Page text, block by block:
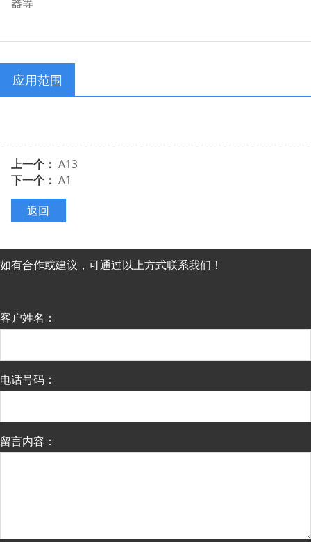
应用范围
上一个： A13
下一个： A1
返回
如有合作或建议，可通过以上方式联系我们！
客户姓名：
电话号码：
留言内容：